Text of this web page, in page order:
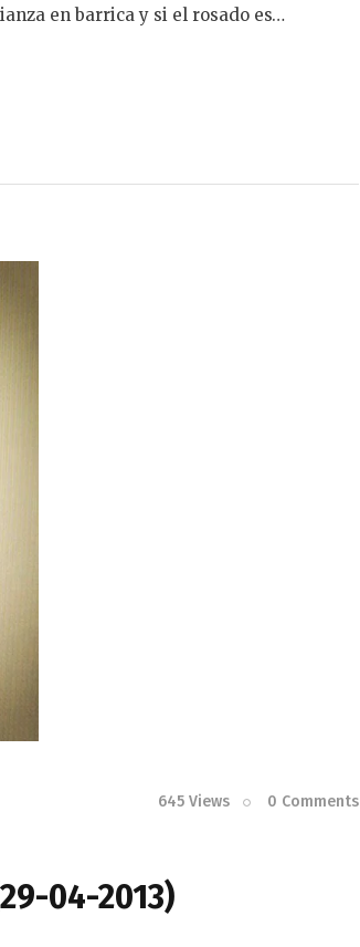
en barrica y si el rosado es…
645 Views 0 Comments
04-2013)